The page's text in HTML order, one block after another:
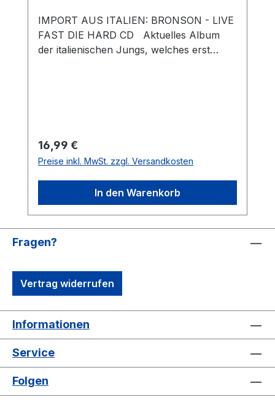
IMPORT AUS ITALIEN: BRONSON - LIVE
FAST DIE HARD CD Aktuelles Album
der italienischen Jungs, welches erst
Der Sound ist besser als je zuvor und für
das Auge hat man ein schickes Digipak
inkl. aller Texte spendiert! Roma Tiger
Punk wie er sein muß - klare Empfehlung
Regulärer Preis:
16,99 €
Preise inkl. MwSt. zzgl. Versandkosten
In den Warenkorb
Fragen?
Vertrag widerrufen
Informationen
Service
Folgen